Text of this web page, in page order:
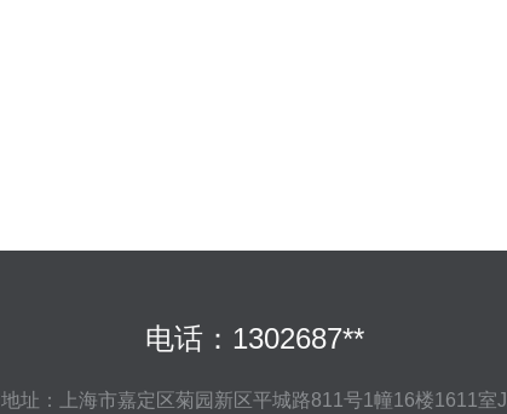
电话：1302687**
地址：上海市嘉定区菊园新区平城路811号1幢16楼1611室J